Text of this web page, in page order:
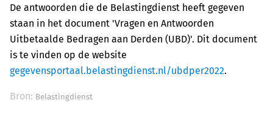
De antwoorden die de Belastingdienst heeft gegeven
staan in het document 'Vragen en Antwoorden
Uitbetaalde Bedragen aan Derden (UBD)'. Dit document
is te vinden op de website
gegevensportaal.belastingdienst.nl/ubdper2022.
Bron: Belastingdienst